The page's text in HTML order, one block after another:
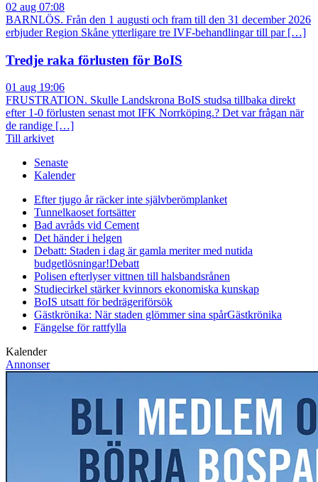
02 aug 07:08
BARNLÖS. Från den 1 augusti och fram till den 31 december 2026
erbjuder Region Skåne ytterligare tre IVF-behandlingar till par […]
Tredje raka förlusten för BoIS
01 aug 19:06
FRUSTRATION. Skulle Landskrona BoIS studsa tillbaka direkt
efter 1-0 förlusten senast mot IFK Norrköping.? Det var frågan när
de randige […]
Till arkivet
Senaste
Kalender
Efter tjugo år räcker inte självberömplanket
Tunnelkaoset fortsätter
Bad avråds vid Cement
Det händer i helgen
Debatt: Staden i dag är gamla meriter med nutida
budgetlösningar!Debatt
Polisen efterlyser vittnen till halsbandsrånen
Studiecirkel stärker kvinnors ekonomiska kunskap
BoIS utsatt för bedrägeriförsök
Gästkrönika: När staden glömmer sina spårGästkrönika
Fängelse för rattfylla
Kalender
Annonser